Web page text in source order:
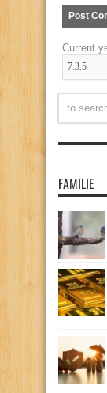
Current
FAMILIE